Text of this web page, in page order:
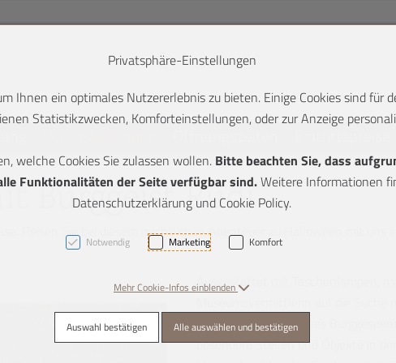
+ 2]
Burggeist Rudi
Reisen Sie bei diesem nächtlichen Abenteuer zu Halloween mit uns in
Ausgestattet mit Taschenlampen,
Museumsvermittlerin auf die
Rudi: Unser freundliches
besondere Stellen und Objekte in
Privatsphäre-Einstellungen
Ihnen ein optimales Nutzererlebnis zu bieten. Einige Cookies sind für
Statistikzwecken, Komforteinstellungen, oder zur Anzeige
welche Cookies Sie zulassen wollen. Bitte beachten Sie, dass
Funktionalitäten der Seite verfügbar sind.Weitere Informationen
Datenschutzerklärung und Cookie Policy.
Notwendig Marketing Komfort
Mehr Cookie-Infos einblenden
Auswahl bestätigen Alle auswählen und bestätigen